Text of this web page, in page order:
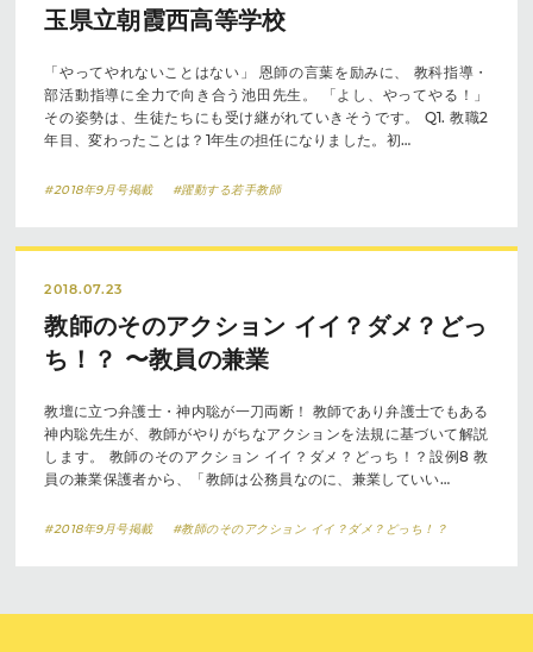
玉県立朝霞西高等学校
「やってやれないことはない」 恩師の言葉を励みに、 教科指導・
部活動指導に全力で向き合う池田先生。 「よし、やってやる！」
その姿勢は、生徒たちにも受け継がれていきそうです。 Q1. 教職2
年目、変わったことは？1年生の担任になりました。初…
#2018年9月号掲載 #躍動する若手教師
2018.07.23
教師のそのアクション イイ？ダメ？どっ
ち！？ 〜教員の兼業
教壇に立つ弁護士・神内聡が一刀両断！ 教師であり弁護士でもある
神内聡先生が、教師がやりがちなアクションを法規に基づいて解説
します。 教師のそのアクション イイ？ダメ？どっち！？設例8 教
員の兼業保護者から、「教師は公務員なのに、兼業していい…
#2018年9月号掲載 #教師のそのアクション イイ？ダメ？どっち！？